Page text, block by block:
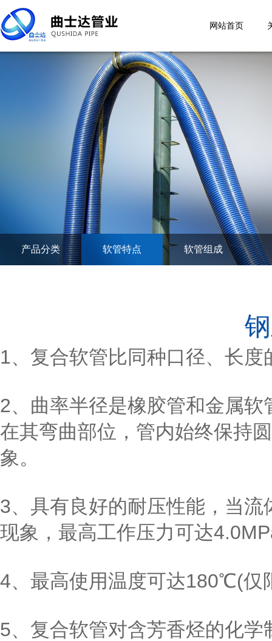
网站首页
产品分类 软管特点 软管组成
1、复合软管比同种口径、长
2、曲率半径是橡胶管和金属
在其弯曲部位，管内始终保持
象。
3、具有良好的耐压性能，当
现象，最高工作压力可达
4、最高使用温度可达180℃(仅
5、复合软管对含芳香烃的化